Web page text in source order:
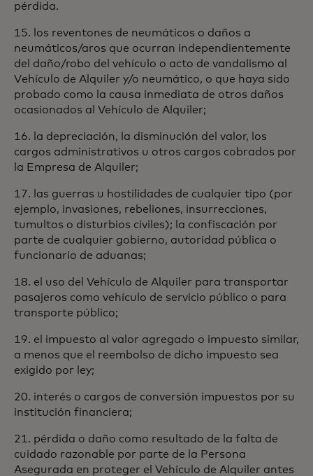
pérdida.
15. los reventones de neumáticos o daños a
neumáticos/aros que ocurran independientemente
del daño/robo del vehículo o acto de vandalismo al
Vehículo de Alquiler y/o neumático, o que haya sido
probado como la causa inmediata de otros daños
ocasionados al Vehículo de Alquiler;
16. la depreciación, la disminución del valor, los
cargos administrativos u otros cargos cobrados por
la Empresa de Alquiler;
17. las guerras u hostilidades de cualquier tipo (por
ejemplo, invasiones, rebeliones, insurrecciones,
tumultos o disturbios civiles); la confiscación por
parte de cualquier gobierno, autoridad pública o
funcionario de aduanas;
18. el uso del Vehículo de Alquiler para transportar
pasajeros como vehículo de servicio público o para
transporte público;
19. el impuesto al valor agregado o impuesto similar,
a menos que el reembolso de dicho impuesto sea
exigido por ley;
20. interés o cargos de conversión impuestos por su
institución financiera;
21. pérdida o daño como resultado de la falta de
cuidado razonable por parte de la Persona
Asegurada en proteger el Vehículo de Alquiler antes